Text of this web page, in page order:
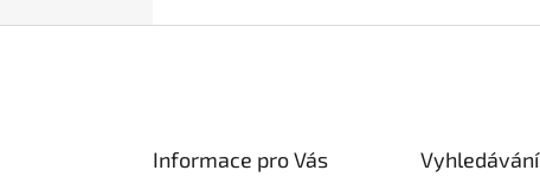
Informace pro Vás Vyhledávání